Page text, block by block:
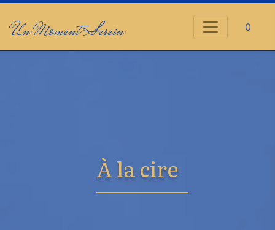
Un Moment Serein 0
À la cire